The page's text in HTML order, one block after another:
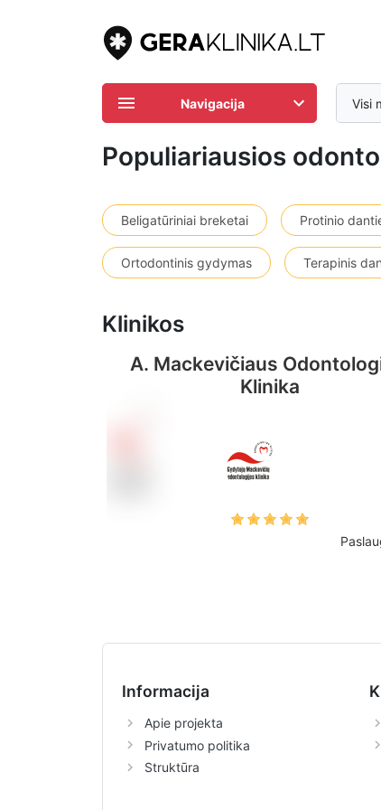
Visi
Navigacija
Populiariausios
Beligatūriniai breketai Protinio
Ortodontinis gydymas Terapinis
Klinikos
A. Mackevičiaus
Klinika
Informacija
Apie projekta
Privatumo politika
Struktūra